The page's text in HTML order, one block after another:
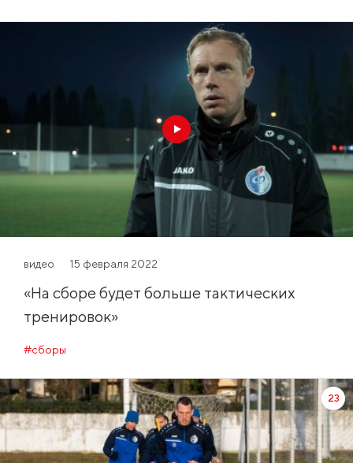
видео 15 февраля 2022
«На сборе будет больше тактических
тренировок»
#сборы
23